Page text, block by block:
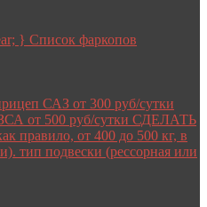
} Список фаркопов
САЗ от 300 руб/сутки
от 500 руб/сутки СДЕЛАТЬ
правило, от 400 до 500 кг, в
тип подвески (рессорная или